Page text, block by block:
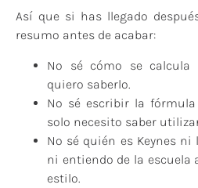
Así que si has llegado
resumo antes de acabar:
No sé cómo se
quiero saberlo.
No sé escribir la
solo necesito saber
No sé quién es Keynes
ni entiendo de la escuela
estilo.